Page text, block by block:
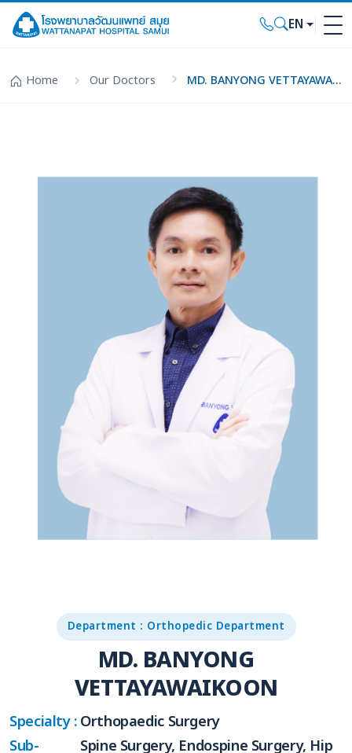
EN
Home Our Doctors MD. BANYONG VETTAYAWAIKOON
Department : Orthopedic Department
MD. BANYONG
VETTAYAWAIKOON
Specialty :Orthopaedic Surgery
Sub-
Spine Surgery, Endospine Surgery, Hip